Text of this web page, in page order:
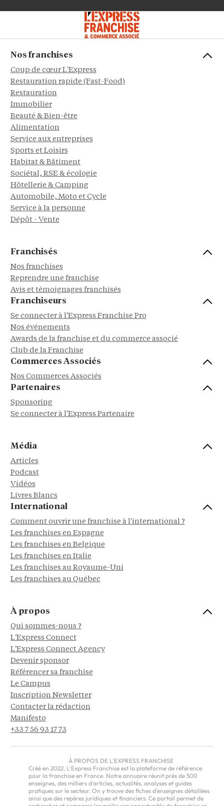
Nos franchises
Coup de cœur L'Express
Restauration rapide (Fast-Food)
Restauration
Immobilier
Beauté & Bien-être
Alimentation
Service aux entreprises
Sports et Loisirs
Habitat & Bâtiment
Sociétal, RSE & écologie
Hôtellerie & Camping
Automobile, Moto et Cycle
Service à la personne
Dépôt - Vente
Franchisés
Nos franchises
Reprendre une franchise
Avis et témoignages franchisés
Franchiseurs
Se connecter à l'Express Franchise Pro
Nos événements
Awards de la franchise et du commerce associé
Club de la Franchise
Commerces Associés
Nos Commerces Associés
Partenaires
Sponsoring
Se connecter à l'Express Partenaire
Média
Articles
Podcast
Vidéos
Livres Blancs
International
Comment ouvrir une franchise à l'international ?
Les franchises en Espagne
Les franchises en Belgique
Les franchises en Italie
Les franchises au Royaume-Uni
Les franchises au Québec
À propos
Qui sommes-nous ?
L'Express Connect
L'Express Connect Agency
Devenir sponsor
Référencer sa franchise
Le Campus
Inscription Newsletter
Contacter la rédaction
Manifesto
+33 7 56 93 17 73
À PROPOS DE L'EXPRESS FRANCHISE
Créé en 2022, L'Express Franchise est la plateforme de référence
pour la franchise en France. Notre annuaire réunit près de 500
enseignes, des milliers d'articles, actualités, analyses et guides
pratiques sur le secteur. On y trouve des fiches d'enseignes détaillées
ainsi que des repères juridiques et financiers. Ce portail permet de